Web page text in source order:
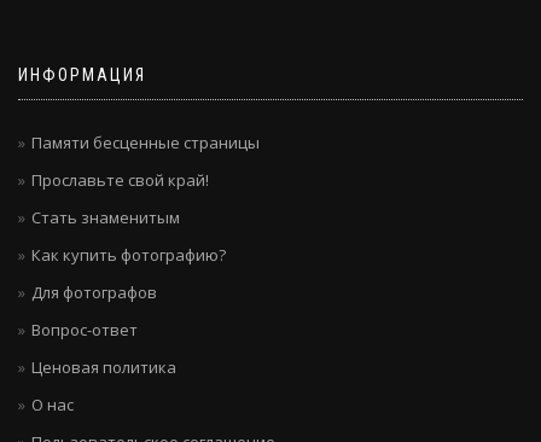
ИНФОРМАЦИЯ
Памяти бесценные страницы
Прославьте свой край!
Стать знаменитым
Как купить фотографию?
Для фотографов
Вопрос-ответ
Ценовая политика
О нас